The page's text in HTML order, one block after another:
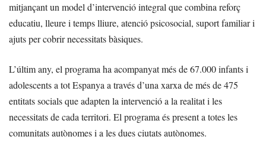
mitjançant un model d’intervenció integral que combina reforç
educatiu, lleure i temps lliure, atenció psicosocial, suport familiar i
ajuts per cobrir necessitats bàsiques.
L’últim any, el programa ha acompanyat més de 67.000 infants i
adolescents a tot Espanya a través d’una xarxa de més de 475
entitats socials que adapten la intervenció a la realitat i les
necessitats de cada territori. El programa és present a totes les
comunitats autònomes i a les dues ciutats autònomes.